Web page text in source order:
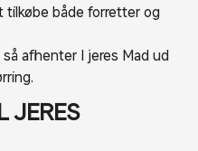
tilkøbe både forretter og
afhenter I jeres Mad ud
JERES